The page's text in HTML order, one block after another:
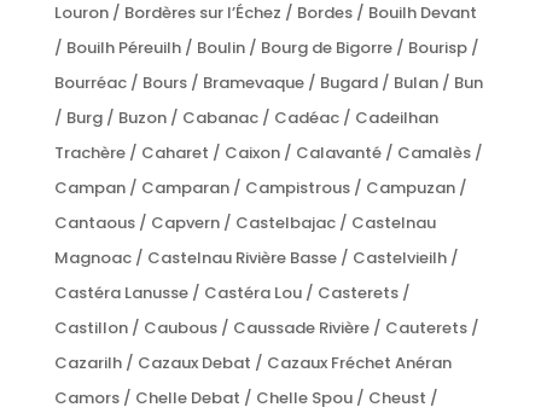
Louron / Bordères sur l’Échez / Bordes / Bouilh Devant
/ Bouilh Péreuilh / Boulin / Bourg de Bigorre / Bourisp /
Bourréac / Bours / Bramevaque / Bugard / Bulan / Bun
/ Burg / Buzon / Cabanac / Cadéac / Cadeilhan
Trachère / Caharet / Caixon / Calavanté / Camalès /
Campan / Camparan / Campistrous / Campuzan /
Cantaous / Capvern / Castelbajac / Castelnau
Magnoac / Castelnau Rivière Basse / Castelvieilh /
Castéra Lanusse / Castéra Lou / Casterets /
Castillon / Caubous / Caussade Rivière / Cauterets /
Cazarilh / Cazaux Debat / Cazaux Fréchet Anéran
Camors / Chelle Debat / Chelle Spou / Cheust /